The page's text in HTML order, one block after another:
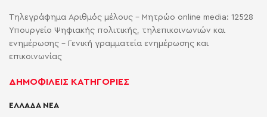
Τηλεγράφημα Αριθμός μέλους - Μητρώο online media: 12528
Υπουργείο Ψηφιακής πολιτικής, τηλεπικοινωνιών και
ενημέρωσης - Γενική γραμματεία ενημέρωσης και
επικοινωνίας
ΔΗΜΟΦΙΛΕΙΣ ΚΑΤΗΓΟΡΙΕΣ
ΕΛΛΑΔΑ ΝΕΑ